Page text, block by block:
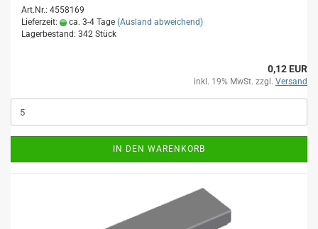
Art.Nr.: 4558169
Lieferzeit:
ca. 3-4 Tage (Ausland abweichend)
Lagerbestand: 342 Stück
0,12 EUR
inkl. 19% MwSt. zzgl. Versand
IN DEN WARENKORB